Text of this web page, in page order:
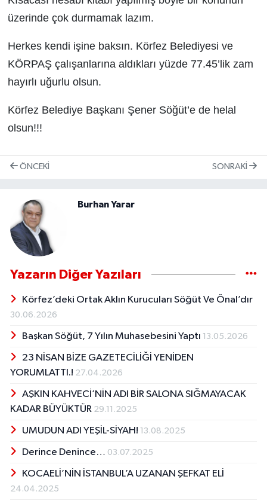
üzerinde çok durmamak lazım.
Herkes kendi işine baksın. Körfez Belediyesi ve
KÖRPAŞ çalışanlarına aldıkları yüzde 77.45’lik zam
hayırlı uğurlu olsun.
Körfez Belediye Başkanı Şener Söğüt’e de helal
olsun!!!
ÖNCEKI SONRAKI
Burhan Yarar
Yazarın Diğer Yazıları
Körfez’deki Ortak Aklın Kurucuları Söğüt Ve Önal’dır
30.06.2026
Başkan Söğüt, 7 Yılın Muhasebesini Yaptı 13.05.2026
23 NİSAN BİZE GAZETECİLİĞİ YENİDEN
YORUMLATTI.! 27.04.2026
AŞKIN KAHVECİ’NİN ADI BİR SALONA SIĞMAYACAK
KADAR BÜYÜKTÜR 29.11.2025
UMUDUN ADI YEŞİL-SİYAH! 13.08.2025
​​​​​​​Derince Denince… 03.07.2025
KOCAELİ’NİN İSTANBUL’A UZANAN ŞEFKAT ELİ
24.04.2025